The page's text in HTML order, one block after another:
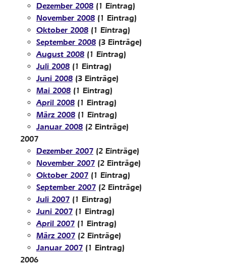
Dezember 2008 (1 Eintrag)
November 2008 (1 Eintrag)
Oktober 2008 (1 Eintrag)
September 2008 (3 Einträge)
August 2008 (1 Eintrag)
Juli 2008 (1 Eintrag)
Juni 2008 (3 Einträge)
Mai 2008 (1 Eintrag)
April 2008 (1 Eintrag)
März 2008 (1 Eintrag)
Januar 2008 (2 Einträge)
2007
Dezember 2007 (2 Einträge)
November 2007 (2 Einträge)
Oktober 2007 (1 Eintrag)
September 2007 (2 Einträge)
Juli 2007 (1 Eintrag)
Juni 2007 (1 Eintrag)
April 2007 (1 Eintrag)
März 2007 (2 Einträge)
Januar 2007 (1 Eintrag)
2006